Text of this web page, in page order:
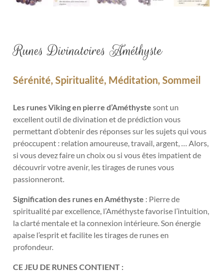
Runes Divinatoires Améthyste
Sérénité, Spiritualité, Méditation, Sommeil
Les runes Viking en pierre d’Améthyste sont un
excellent outil de divination et de prédiction vous
permettant d’obtenir des réponses sur les sujets qui vous
préoccupent : relation amoureuse, travail, argent, … Alors,
si vous devez faire un choix ou si vous êtes impatient de
découvrir votre avenir, les tirages de runes vous
passionneront.
Signification des runes en Améthyste : Pierre de
spiritualité par excellence, l’Améthyste favorise l’intuition,
la clarté mentale et la connexion intérieure. Son énergie
apaise l’esprit et facilite les tirages de runes en
profondeur.
CE JEU DE RUNES CONTIENT :